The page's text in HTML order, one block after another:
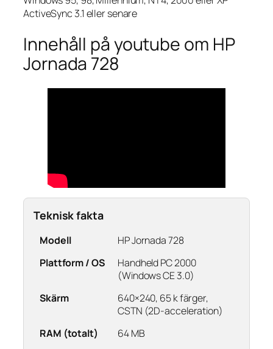
ActiveSync 3.1 eller senare
Innehåll på youtube om HP
Jornada 728
Teknisk fakta
Modell
HP Jornada 728
Plattform / OS
Handheld PC 2000
(Windows CE 3.0)
Skärm
640×240, 65 k färger,
CSTN (2D-acceleration)
RAM (totalt)
64 MB